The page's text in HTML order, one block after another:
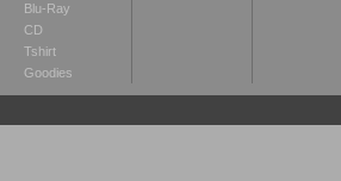
Blu-Ray
CD
Tshirt
Goodies